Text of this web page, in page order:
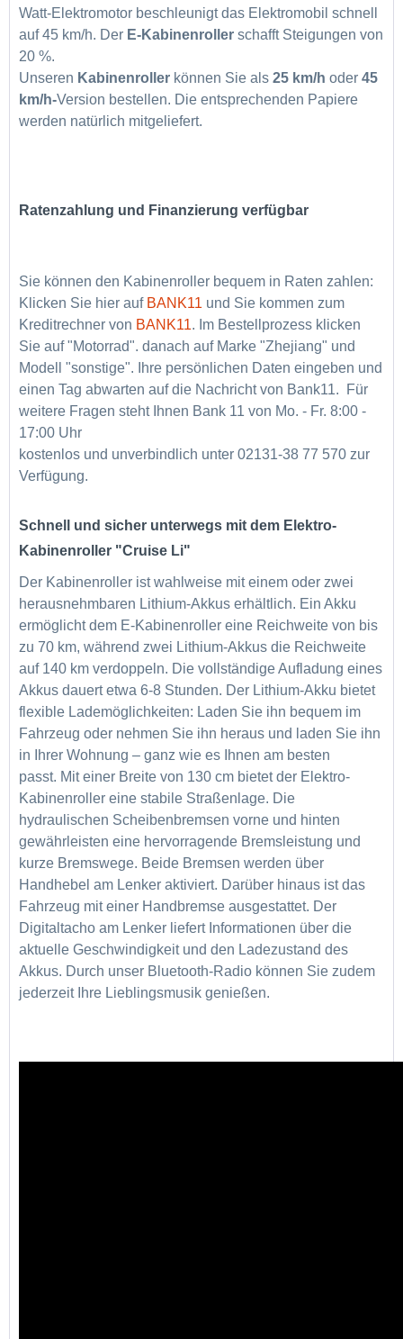
Watt-Elektromotor beschleunigt das Elektromobil schnell
auf 45 km/h. Der E-Kabinenroller schafft Steigungen von
20 %.
Unseren Kabinenroller können Sie als 25 km/h oder 45
km/h-Version bestellen. Die entsprechenden Papiere
werden natürlich mitgeliefert.
Ratenzahlung und Finanzierung verfügbar
Sie können den Kabinenroller bequem in Raten zahlen:
Klicken Sie hier auf BANK11 und Sie kommen zum
Kreditrechner von BANK11. Im Bestellprozess klicken
Sie auf "Motorrad". danach auf Marke "Zhejiang" und
Modell "sonstige". Ihre persönlichen Daten eingeben und
einen Tag abwarten auf die Nachricht von Bank11. Für
weitere Fragen steht Ihnen Bank 11 von Mo. - Fr. 8:00 -
17:00 Uhr
kostenlos und unverbindlich unter 02131-38 77 570 zur
Verfügung.
Schnell und sicher unterwegs mit dem Elektro-
Kabinenroller "Cruise Li"
Der Kabinenroller ist wahlweise mit einem oder zwei
herausnehmbaren Lithium-Akkus erhältlich. Ein Akku
ermöglicht dem E-Kabinenroller eine Reichweite von bis
zu 70 km, während zwei Lithium-Akkus die Reichweite
auf 140 km verdoppeln. Die vollständige Aufladung eines
Akkus dauert etwa 6-8 Stunden. Der Lithium-Akku bietet
flexible Lademöglichkeiten: Laden Sie ihn bequem im
Fahrzeug oder nehmen Sie ihn heraus und laden Sie ihn
in Ihrer Wohnung – ganz wie es Ihnen am besten
passt. Mit einer Breite von 130 cm bietet der Elektro-
Kabinenroller eine stabile Straßenlage. Die
hydraulischen Scheibenbremsen vorne und hinten
gewährleisten eine hervorragende Bremsleistung und
kurze Bremswege. Beide Bremsen werden über
Handhebel am Lenker aktiviert. Darüber hinaus ist das
Fahrzeug mit einer Handbremse ausgestattet. Der
Digitaltacho am Lenker liefert Informationen über die
aktuelle Geschwindigkeit und den Ladezustand des
Akkus. Durch unser Bluetooth-Radio können Sie zudem
jederzeit Ihre Lieblingsmusik genießen.